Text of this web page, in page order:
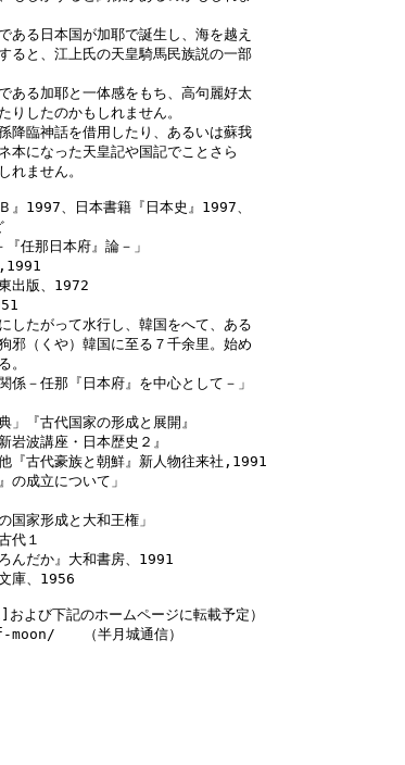
る日本国が加耶で誕生し、海を越え
ると、江上氏の天皇騎馬民族説の一部
る加耶と一体感をもち、高句麗好太
りしたのかもしれません。
臨神話を借用したり、あるいは蘇我
本になった天皇記や国記でことさら
れません。
』1997、日本書籍『日本史』1997、
任那日本府』論－」
出版、1972
したがって水行し、韓国をへて、ある
邪（くや）韓国に至る７千余里。始め
。
係－任那『日本府』を中心として－」
」『古代国家の形成と展開』
岩波講座・日本歴史２』
『古代豪族と朝鮮』新人物往来社,1991
の成立について」
国家形成と大和王権」
代１
んだか』大和書房、1991
庫、1956
下記のホームページに転載予定）
　　（半月城通信）